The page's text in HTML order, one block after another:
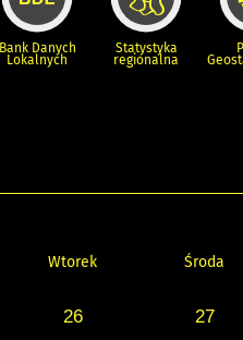
Bank Danych
Lokalnych
Statystyka
regionalna
Wtorek Środa
26 27